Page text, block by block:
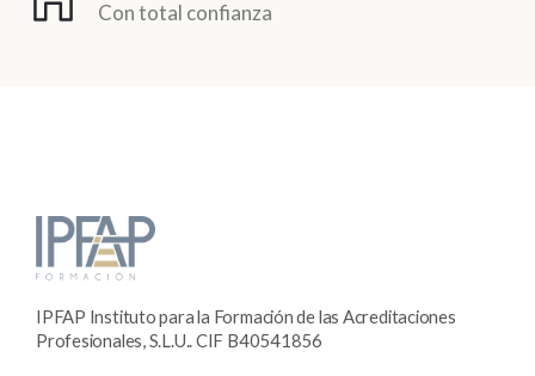
Con total confianza
IPFAP Instituto para la Formación de las Acreditaciones
Profesionales, S.L.U.. CIF B40541856